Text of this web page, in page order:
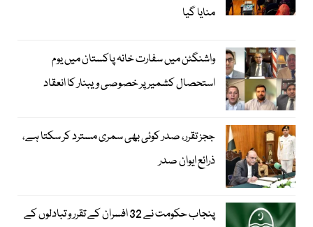
منایا گیا
واشنگٹن میں سفارت خانہ پاکستان میں یوم
استحصال کشمیر پر خصوصی ویبنار کا انعقاد
ججز تقرر، صدر کوئی بھی سمری مسترد کر سکتا ہے،
ذرائع ایوان صدر
پنجاب حکومت نے 32 افسران کے تقرر و تبادلوں کے